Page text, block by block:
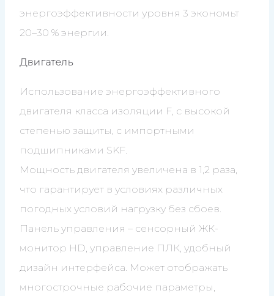
энергоэффективности уровня 3 экономьт
20–30 % энергии.
Двигатель
Использование энергоэффективного
двигателя класса изоляции F, с высокой
степенью защиты, с импортными
подшипниками SKF.
Мощность двигателя увеличена в 1,2 раза,
что гарантирует в условиях различных
погодных условий нагрузку без сбоев.
Панель управления – сенсорный ЖК-
монитор HD, управление ПЛК, удобный
дизайн интерфейса. Может отображать
многострочные рабочие параметры,